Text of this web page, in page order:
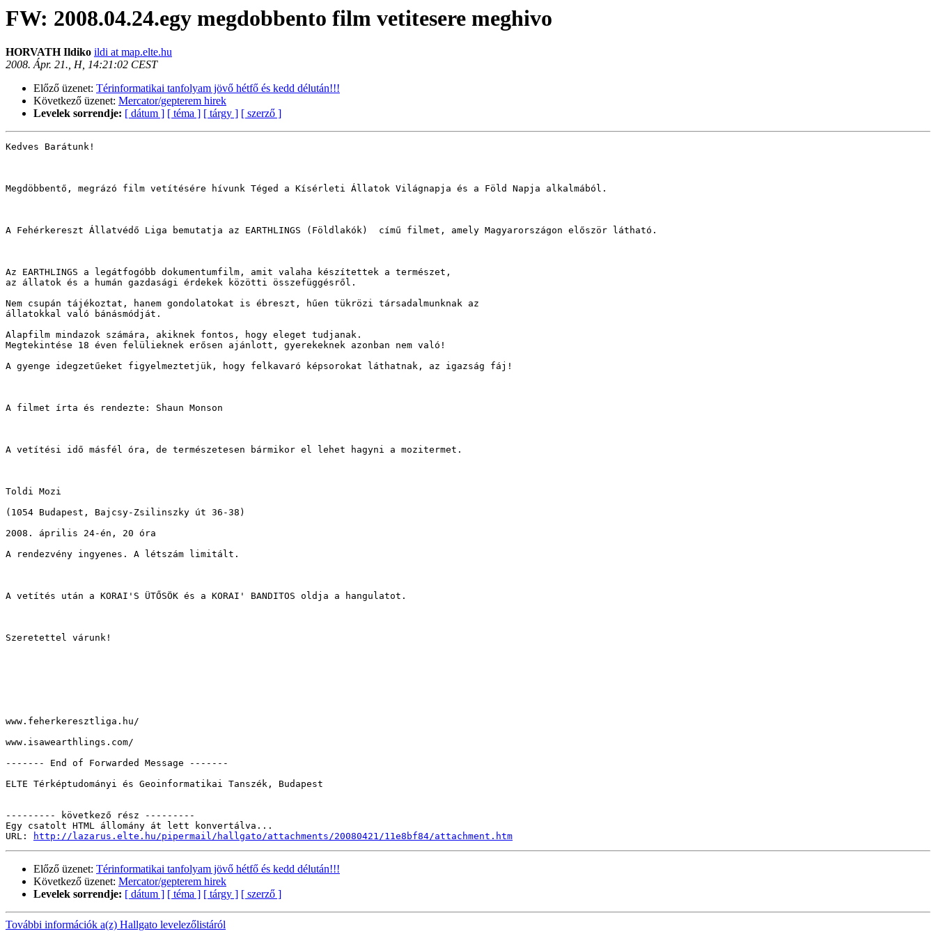
FW: 2008.04.24.egy megdobbento film vetitesere meghivo
HORVATH Ildiko ildi at map.elte.hu
2008. Ápr. 21., H, 14:21:02 CEST
Előző üzenet: Térinformatikai tanfolyam jövő hétfő és kedd délután!!!
Következő üzenet: Mercator/gepterem hirek
Levelek sorrendje: [ dátum ] [ téma ] [ tárgy ] [ szerző ]
Kedves Barátunk!
Megdöbbentő, megrázó film vetítésére hívunk Téged a Kísérleti Állatok Világnapja és a Föld Napja alkalmából.
A Fehérkereszt Állatvédő Liga bemutatja az EARTHLINGS (Földlakók)  című filmet, amely Magyarországon először látható.
Az EARTHLINGS a legátfogóbb dokumentumfilm, amit valaha készítettek a természet,
az állatok és a humán gazdasági érdekek közötti összefüggésről.
Nem csupán tájékoztat, hanem gondolatokat is ébreszt, hűen tükrözi társadalmunknak az
állatokkal való bánásmódját.
Alapfilm mindazok számára, akiknek fontos, hogy eleget tudjanak.
Megtekintése 18 éven felülieknek erősen ajánlott, gyerekeknek azonban nem való!
A gyenge idegzetűeket figyelmeztetjük, hogy felkavaró képsorokat láthatnak, az igazság fáj!
A filmet írta és rendezte: Shaun Monson
A vetítési idő másfél óra, de természetesen bármikor el lehet hagyni a mozitermet.
Toldi Mozi
(1054 Budapest, Bajcsy-Zsilinszky út 36-38)
2008. április 24-én, 20 óra
A rendezvény ingyenes. A létszám limitált.
A vetítés után a KORAI'S ÜTŐSÖK és a KORAI' BANDITOS oldja a hangulatot.
Szeretettel várunk!
www.feherkeresztliga.hu/
www.isawearthlings.com/
------- End of Forwarded Message -------
ELTE Térképtudományi és Geoinformatikai Tanszék, Budapest
--------- következő rész ---------
Egy csatolt HTML állomány át lett konvertálva...
URL:
http://lazarus.elte.hu/pipermail/hallgato/attachments/20080421/11e8bf84/attachment.htm
Előző üzenet: Térinformatikai tanfolyam jövő hétfő és kedd délután!!!
Következő üzenet: Mercator/gepterem hirek
Levelek sorrendje: [ dátum ] [ téma ] [ tárgy ] [ szerző ]
További információk a(z) Hallgato levelezőlistáról